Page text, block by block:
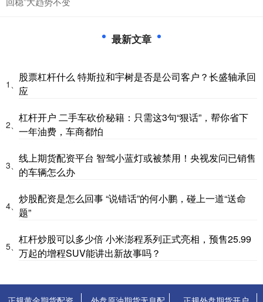
最新文章
1、
股票杠杆什么 特斯拉和宇树是否是公司客户？长盛轴承回
应
2、
杠杆开户 二手车砍价秘籍：只需这3句“狠话”，帮你省下
一年油费，车商都怕
3、
线上期货配资平台 智驾小蓝灯或被禁用！央视发问已销售
的车辆怎么办
4、
炒股配资是怎么回事 “说错话”的何小鹏，碰上一道“送命
题”
5、
杠杆炒股可以多少倍 小米澎程系列正式亮相，预售25.99
万起的增程SUV能讲出新故事吗？